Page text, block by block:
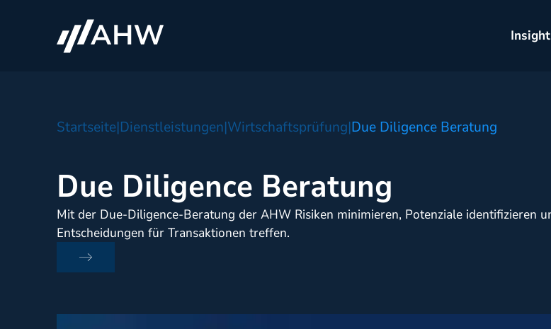
Startseite|Dienstleistungen|Wirtschaftsprüfung|Due Diligence Beratung
Due Diligence Beratung
Mit der Due-Diligence-Beratung der AHW Risiken minimieren, Potenziale identifizieren
Entscheidungen für Transaktionen treffen.